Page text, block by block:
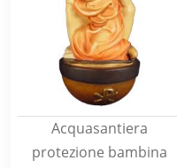
Acquasantiera
protezione bambina